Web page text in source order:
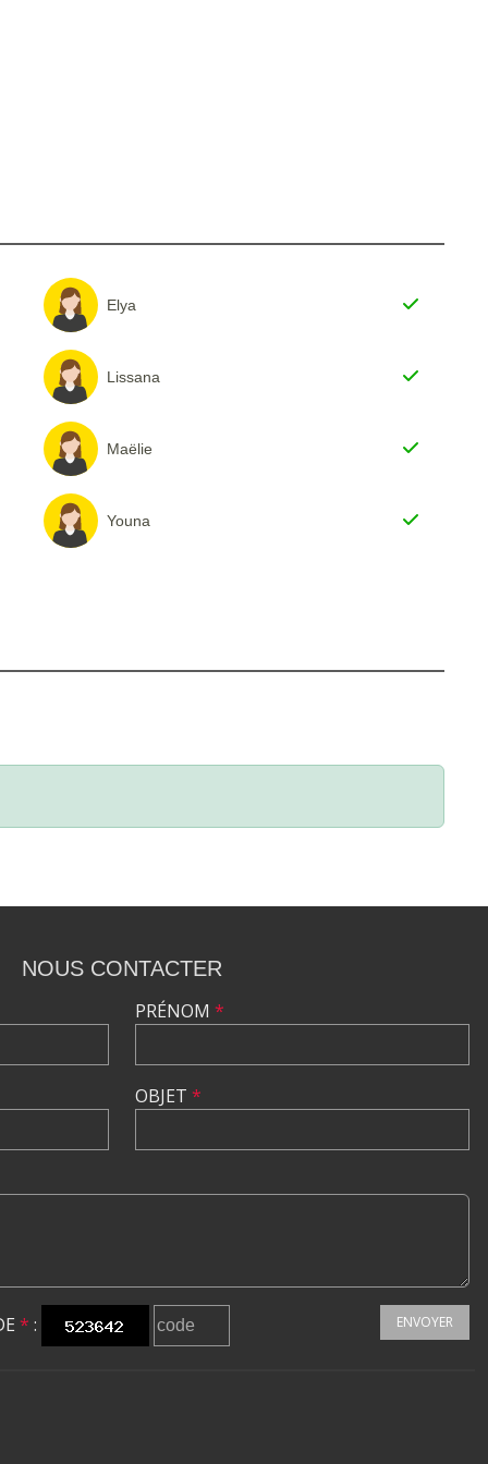
Elya
Lissana
Maëlie
Youna
NOUS CONTACTER
PRÉNOM *
OBJET *
* : ENVOYER